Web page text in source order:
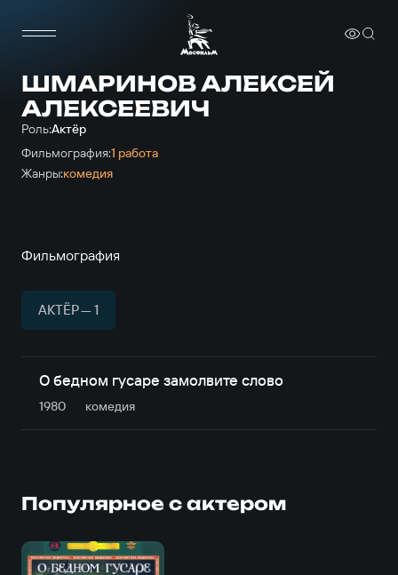
ШМАРИНОВ АЛЕКСЕЙ
АЛЕКСЕЕВИЧ
Роль:Актёр
Фильмография:1 работа
Жанры:комедия
Фильмография
АКТЁР — 1
О бедном гусаре замолвите слово
1980 комедия
Популярное с актером